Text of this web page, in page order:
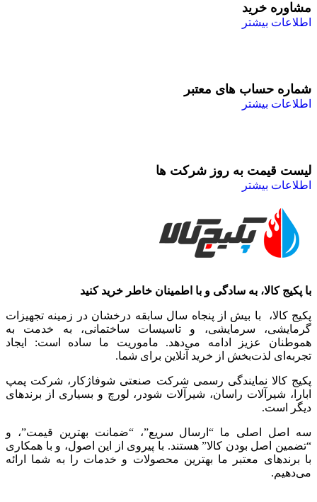
مشاوره خرید
اطلاعات بیشتر
شماره حساب های معتبر
اطلاعات بیشتر
لیست قیمت به روز شرکت ها
اطلاعات بیشتر
با پکیج کالا، به سادگی و با اطمینان خاطر خرید کنید
پکیج کالا، با بیش از پنجاه سال سابقه درخشان در زمینه تجهیزات
گرمایشی، سرمایشی، و تاسیسات ساختمانی، به خدمت به
هموطنان عزیز ادامه می‌دهد. ماموریت ما ساده است: ایجاد
تجربه‌ای لذت‌بخش از خرید آنلاین برای شما.
پکیج کالا نمایندگی رسمی شرکت صنعتی شوفاژکار، شرکت پمپ
ابارا، شیرآلات راسان، شیرآلات شودر، لورچ و بسیاری از برندهای
دیگر است.
سه اصل اصلی ما “ارسال سریع”، “ضمانت بهترین قیمت”، و
“تضمین اصل بودن کالا” هستند. با پیروی از این اصول، و با همکاری
با برندهای معتبر ما بهترین محصولات و خدمات را به شما ارائه
می‌دهیم.